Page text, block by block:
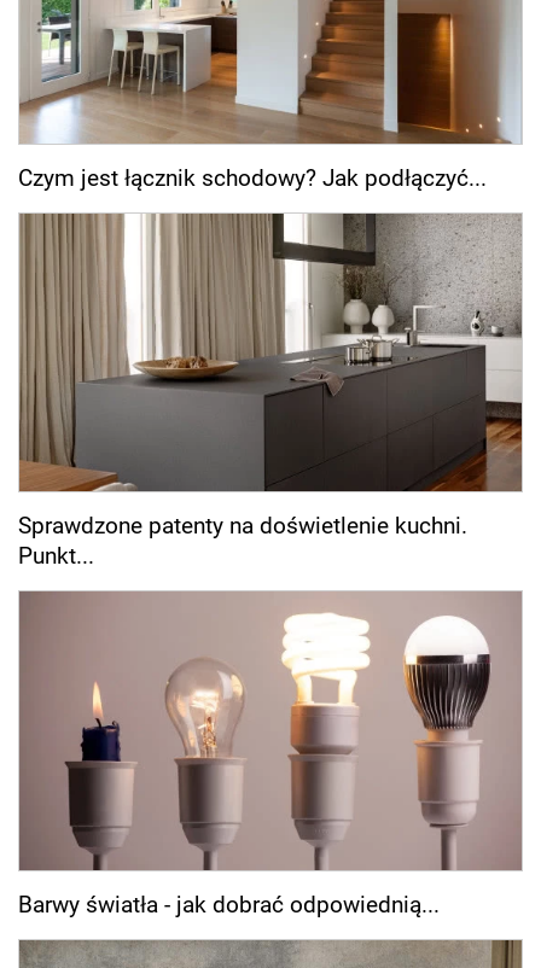
Czym jest łącznik schodowy? Jak podłączyć...
Sprawdzone patenty na doświetlenie kuchni.
Punkt...
Barwy światła - jak dobrać odpowiednią...